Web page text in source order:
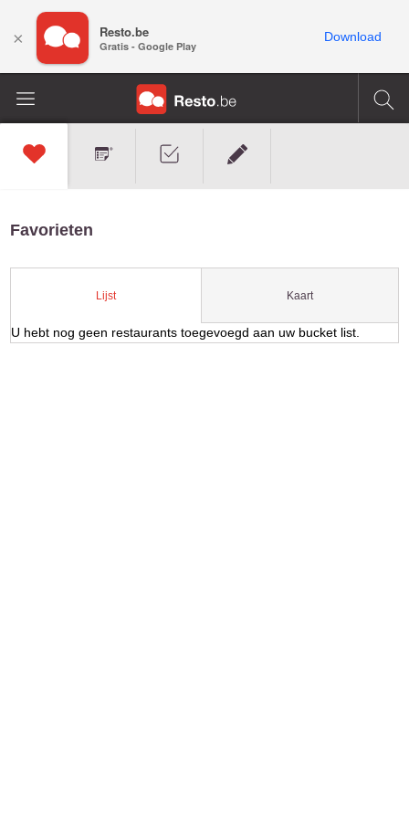
Favorieten
Lijst Kaart
U hebt nog geen restaurants toegevoegd aan uw bucket list.
× Resto.be
Gratis - Google Play
Download